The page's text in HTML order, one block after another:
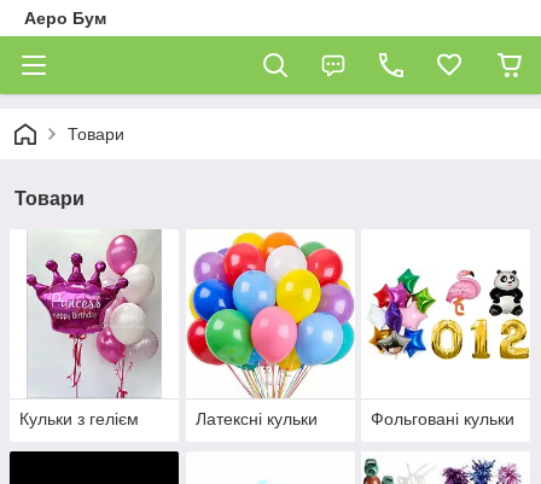
Аеро Бум
Товари
Товари
Кульки з гелієм Латексні кульки Фольговані кульки